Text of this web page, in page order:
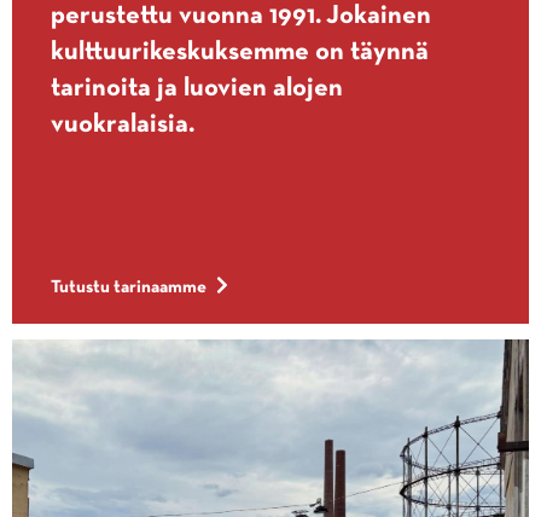
perustettu vuonna 1991. Jokainen
kulttuurikeskuksemme on täynnä
tarinoita ja luovien alojen
vuokralaisia.
Tutustu tarinaamme